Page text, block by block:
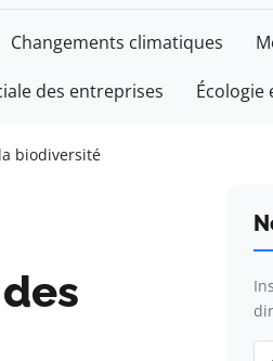
Changements climatiques
des entreprises
biodiversité